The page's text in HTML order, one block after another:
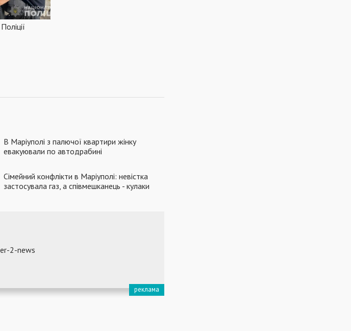
В Маріуполі з палючої квартири жінку
евакуювали по автодрабині
Сімейний конфлікти в Маріуполі: невістка
застосувала газ, а співмешканець - кулаки